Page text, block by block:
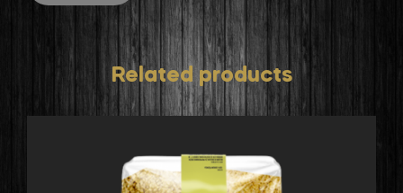
Related products